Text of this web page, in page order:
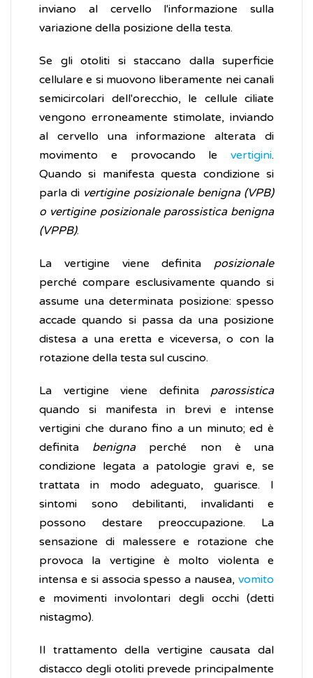
inviano al cervello l'informazione sulla
variazione della posizione della testa.
Se gli otoliti si staccano dalla superficie
cellulare e si muovono liberamente nei canali
semicircolari dell'orecchio, le cellule ciliate
vengono erroneamente stimolate, inviando
al cervello una informazione alterata di
movimento e provocando le vertigini.
Quando si manifesta questa condizione si
parla di vertigine posizionale benigna (VPB)
o vertigine posizionale parossistica benigna
(VPPB).
La vertigine viene definita posizionale
perché compare esclusivamente quando si
assume una determinata posizione: spesso
accade quando si passa da una posizione
distesa a una eretta e viceversa, o con la
rotazione della testa sul cuscino.
La vertigine viene definita parossistica
quando si manifesta in brevi e intense
vertigini che durano fino a un minuto; ed è
definita benignaperché non è una
condizione legata a patologie gravi e, se
trattata in modo adeguato, guarisce. I
sintomi sono debilitanti, invalidanti e
possono destare preoccupazione. La
sensazione di malessere e rotazione che
provoca la vertigine è molto violenta e
intensa e si associa spesso a nausea, vomito
e movimenti involontari degli occhi (detti
nistagmo).
Il trattamento della vertigine causata dal
distacco degli otoliti prevede principalmente